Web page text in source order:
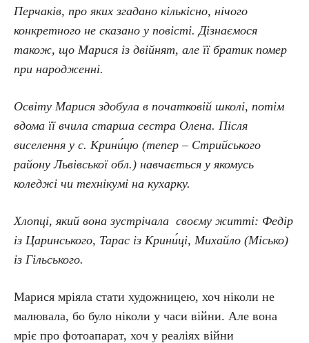
Перчаків, про яких згадано кількісно, нічого
конкретного не сказано у повісті. Дізнаємося
також, що Марися із двійнят, але її братик помер
при народженні.
Освіту Марися здобула в початковій школі, потім
вдома її вчила старша сестра Олена. Після
виселення у с. Крини́цю (тепер – Стрийського
району Львівської обл.) навчається у якомусь
коледжі чи технікумі на кухарку.
Хлопці, який вона зустрічала своєму житті: Федір
із Царинського, Тарас із Крини́ці, Михайло (Місько)
із Гільського.
Марися мріяла стати художницею, хоч ніколи не
малювала, бо було ніколи у часи війни. Але вона
мріє про фотоапарат, хоч у реаліях війни